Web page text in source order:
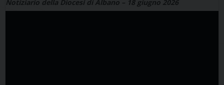
Notiziario della Diocesi di Albano – 18 giugno 2026